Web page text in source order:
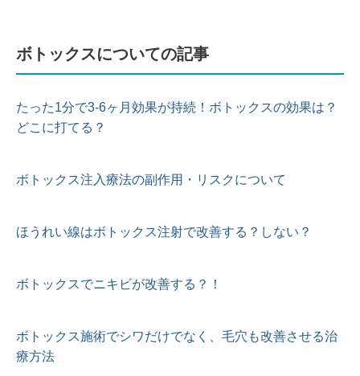
ボトックスについての記事
たった1分で3-6ヶ月効果が持続！ボトックスの効果は？
どこに打てる？
ボトックス注入療法の副作用・リスクについて
ほうれい線はボトックス注射で改善する？しない？
ボトックスでニキビが改善する？！
ボトックス施術でシワだけでなく、毛穴も改善させる治
療方法